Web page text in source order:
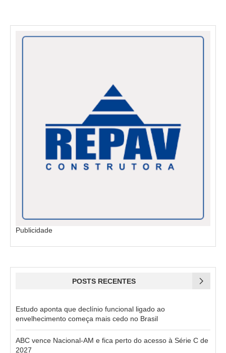
Publicidade
POSTS RECENTES
Estudo aponta que declínio funcional ligado ao
envelhecimento começa mais cedo no Brasil
ABC vence Nacional-AM e fica perto do acesso à Série C de
2027